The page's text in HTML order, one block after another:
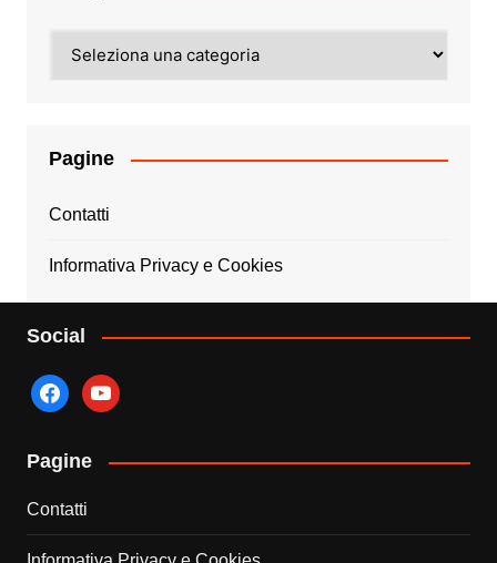
Pagine
Contatti
Informativa Privacy e Cookies
Social
facebookyoutube
Pagine
Contatti